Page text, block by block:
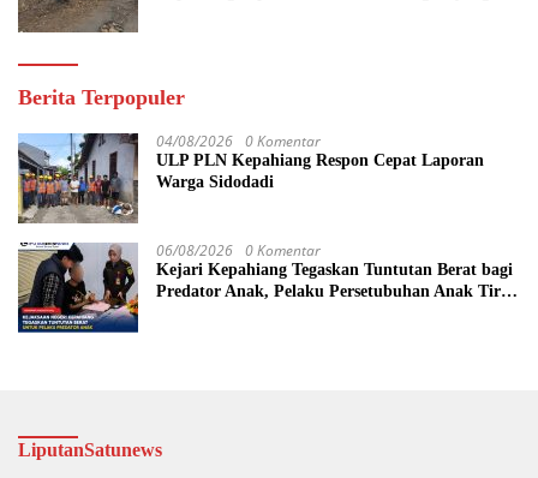
Berita Terpopuler
04/08/2026 0 Komentar
ULP PLN Kepahiang Respon Cepat Laporan
Warga Sidodadi
06/08/2026 0 Komentar
Kejari Kepahiang Tegaskan Tuntutan Berat bagi
Predator Anak, Pelaku Persetubuhan Anak Tiri
LiputanSatunews